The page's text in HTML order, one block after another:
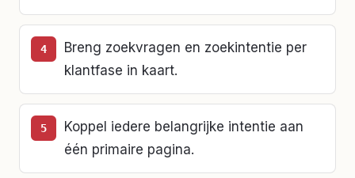
Breng zoekvragen en zoekintentie per
klantfase in kaart.
Koppel iedere belangrijke intentie aan
één primaire pagina.